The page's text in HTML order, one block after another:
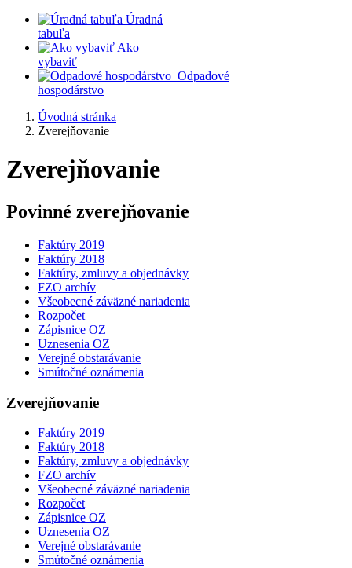
Úradná
tabuľa
Ako
vybaviť
Odpadové
hospodárstvo
Úvodná stránka
Zverejňovanie
Zverejňovanie
Povinné zverejňovanie
Faktúry 2019
Faktúry 2018
Faktúry, zmluvy a objednávky
FZO archív
Všeobecné záväzné nariadenia
Rozpočet
Zápisnice OZ
Uznesenia OZ
Verejné obstarávanie
Smútočné oznámenia
Zverejňovanie
Faktúry 2019
Faktúry 2018
Faktúry, zmluvy a objednávky
FZO archív
Všeobecné záväzné nariadenia
Rozpočet
Zápisnice OZ
Uznesenia OZ
Verejné obstarávanie
Smútočné oznámenia